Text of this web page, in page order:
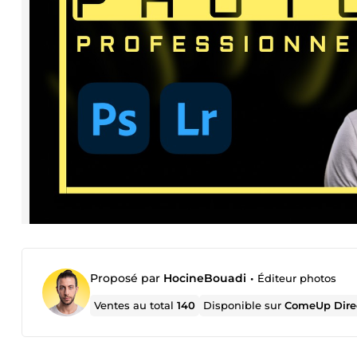
Proposé par HocineBouadi • Éditeur photos
Ventes au total140 Disponible surComeUp